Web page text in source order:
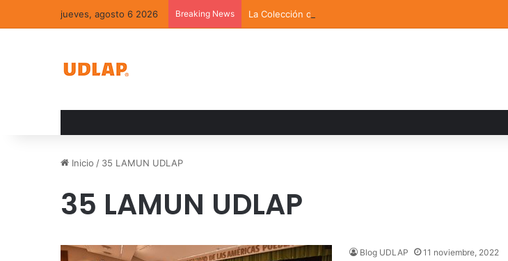
jueves, agosto 6 2026 Breaking News La Colección de Arte UDLAP fortalece su acervo con
Inicio / 35 LAMUN UDLAP
35 LAMUN UDLAP
Blog UDLAP 11 noviembre, 2022